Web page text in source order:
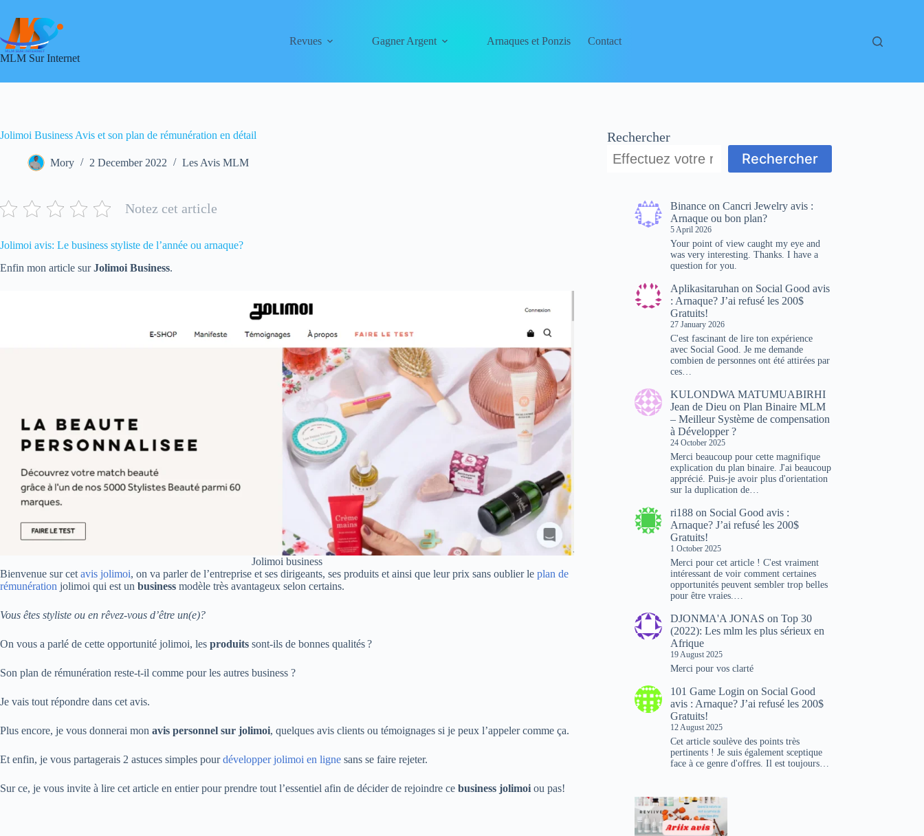
content
MLM Sur Internet
Revues Gagner Argent Arnaques et Ponzis Contact
Jolimoi Business Avis et son plan de rémunération en détail
Mory 2 December 2022 Les Avis MLM
Notez cet article
Jolimoi avis: Le business styliste de l’année ou arnaque?
Enfin mon article surJolimoi Business.
Jolimoi business
Bienvenue sur cet avis jolimoi, on va parler de l’entreprise et ses dirigeants, ses produits et ainsi que leur prix sans oublier le plan de
rémunération jolimoi qui est un business modèle très avantageux selon certains.
Vous êtes styliste ou en rêvez-vous d’être un(e)?
On vous a parlé de cette opportunité jolimoi, les produits sont-ils de bonnes qualités ?
Son plan de rémunération reste-t-il comme pour les autres business ?
Je vais tout répondre dans cet avis.
Plus encore, je vous donnerai mon avis personnel sur jolimoi, quelques avis clients ou témoignages si je peux l’appeler comme ça.
Et enfin, je vous partagerais 2 astuces simples pourdévelopper jolimoi en ligne sans se faire rejeter.
Sur ce, je vous invite à lire cet article en entier pour prendre tout l’essentiel afin de décider de rejoindre ce business jolimoi ou pas!
Rechercher
Rechercher
Binance onCancri Jewelry avis :
Arnaque ou bon plan?
5 April 2026
Your point of view caught my eye and
was very interesting. Thanks. I have a
question for you.
Aplikasitaruhan on Social Good avis
: Arnaque? J’ai refusé les 200$
Gratuits!
27 January 2026
C'est fascinant de lire ton expérience
avec Social Good. Je me demande
combien de personnes ont été attirées par
ces…
KULONDWA MATUMUABIRHI
Jean de Dieu onPlan Binaire MLM
– Meilleur Système de compensation
à Développer ?
24 October 2025
Merci beaucoup pour cette magnifique
explication du plan binaire. J'ai beaucoup
apprécié. Puis-je avoir plus d'orientation
sur la duplication de…
ri188 on Social Good avis :
Arnaque? J’ai refusé les 200$
Gratuits!
1 October 2025
Merci pour cet article ! C'est vraiment
intéressant de voir comment certaines
opportunités peuvent sembler trop belles
pour être vraies.…
DJONMA'A JONAS onTop 30
(2022): Les mlm les plus sérieux en
Afrique
19 August 2025
Merci pour vos clarté
101 Game Login on Social Good
avis : Arnaque? J’ai refusé les 200$
Gratuits!
12 August 2025
Cet article soulève des points très
pertinents ! Je suis également sceptique
face à ce genre d'offres. Il est toujours…